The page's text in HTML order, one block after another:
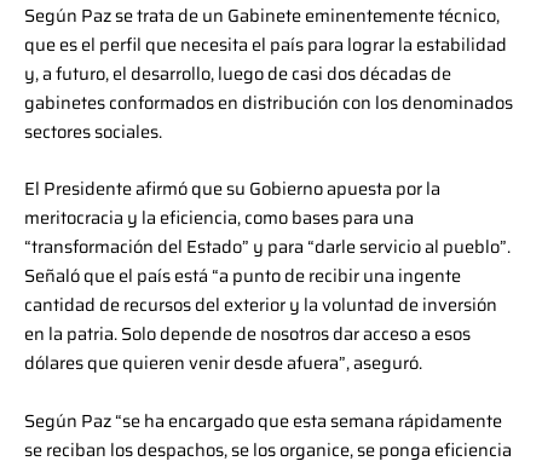
Según Paz se trata de un Gabinete eminentemente técnico,
que es el perfil que necesita el país para lograr la estabilidad
y, a futuro, el desarrollo, luego de casi dos décadas de
gabinetes conformados en distribución con los denominados
sectores sociales.
El Presidente afirmó que su Gobierno apuesta por la
meritocracia y la eficiencia, como bases para una
“transformación del Estado” y para “darle servicio al pueblo”.
Señaló que el país está “a punto de recibir una ingente
cantidad de recursos del exterior y la voluntad de inversión
en la patria. Solo depende de nosotros dar acceso a esos
dólares que quieren venir desde afuera”, aseguró.
Según Paz “se ha encargado que esta semana rápidamente
se reciban los despachos, se los organice, se ponga eficiencia